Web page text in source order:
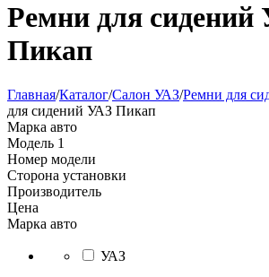
Ремни для сидений
Пикап
Главная/Каталог/Салон УАЗ/Ремни для
для сидений УАЗ Пикап
Марка авто
Модель 1
Номер модели
Сторона установки
Производитель
Цена
Марка авто
УАЗ